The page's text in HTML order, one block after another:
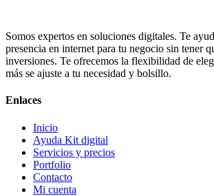
Somos expertos en soluciones digitales. Te
presencia en internet para tu negocio sin tener
inversiones. Te ofrecemos la flexibilidad de
más se ajuste a tu necesidad y bolsillo.
Enlaces
Inicio
Ayuda Kit digital
Servicios y precios
Portfolio
Contacto
Mi cuenta